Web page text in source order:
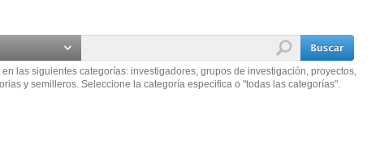
las siguientes categorías: investigadores, grupos de investigación, proyectos,
y semilleros. Seleccione la categoría especifica o "todas las categorías".